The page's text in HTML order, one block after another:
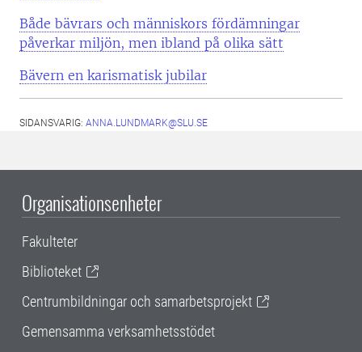
Både bävrars och människors fördämningar
påverkar miljön, men ibland på olika sätt
Bävern en karismatisk jubilar
SIDANSVARIG: ANNA.LUNDMARK@SLU.SE
Organisationsenheter
Fakulteter
Biblioteket
Centrumbildningar och samarbetsprojekt
Gemensamma verksamhetsstödet